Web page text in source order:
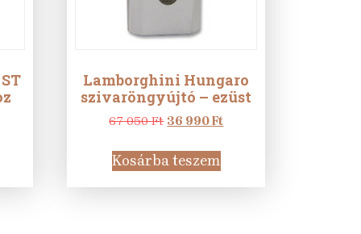
Ft.
Lamborghini Hungaro
szivaröngyújtó – ezüst
67 050Ft Original
was:
67
050 Ft.
36 990FtCurrent
990 Ft.
Kosárba teszem